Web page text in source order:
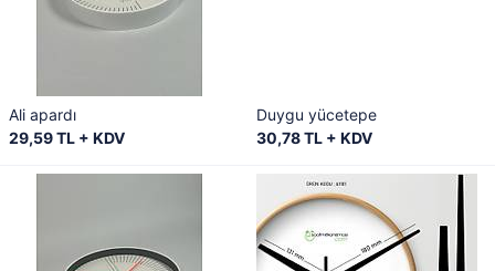
Ali apardı
29,59 TL + KDV
Duygu yücetepe
30,78 TL + KDV